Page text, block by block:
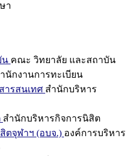
า
น คณะ วิทยาลัย และสถาบัน
นักงานการทะเบียน
ารสนเทศ สำนักบริหาร
สำนักบริหารกิจการนิสิต
ตจุฬาฯ (อบจ.) องค์การบริหาร